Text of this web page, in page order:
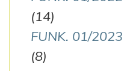
(14)
FUNK. 01/2023
(8)